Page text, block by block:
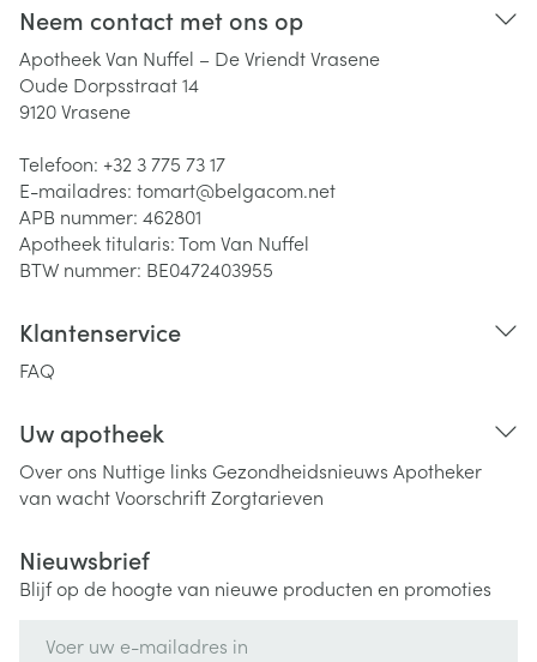
Neem contact met ons op
Apotheek Van Nuffel – De Vriendt Vrasene
Oude Dorpsstraat 14
9120Vrasene
Telefoon: +32 3 775 73 17
E-mailadres: tomart@belgacom.net
APB nummer: 462801
Apotheek titularis:Tom Van Nuffel
BTW nummer: BE0472403955
Klantenservice
FAQ
Uw apotheek
Over ons Nuttige links Gezondheidsnieuws Apotheker
van wachtVoorschriftZorgtarieven
Nieuwsbrief
Blijf op de hoogte van nieuwe producten en promoties